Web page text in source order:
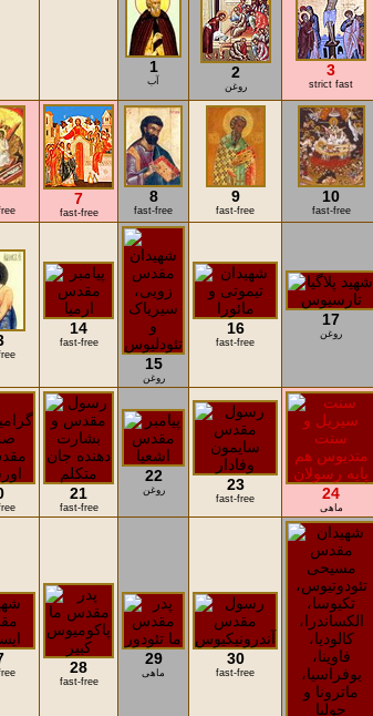
1
آب 2
روغن
3
strict fast
7
fast-free
8
fast-free
9
fast-free
10
fast-free
14
fast-free
15
روغن
16
fast-free
17
روغن
21
fast-free
22
روغن 23
fast-free 24
ماهی
28
fast-free
29
ماهی
30
fast-free